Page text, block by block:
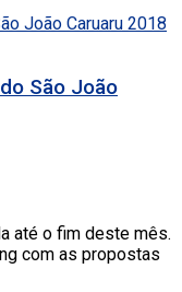
São João
até o fim deste mês.
com as propostas